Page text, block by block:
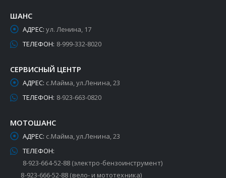
ШАНС
АДРЕС: ул. Ленина, 17
ТЕЛЕФОН: 8-999-332-8020
СЕРВИСНЫЙ ЦЕНТР
АДРЕС: с.Майма, ул.Ленина, 23
ТЕЛЕФОН: 8-923-663-0820
МОТОШАНС
АДРЕС: с.Майма, ул.Ленина, 23
ТЕЛЕФОН:
8-923-664-52-88 (электро-бензоинструмент)
8-923-666-52-88 (вело- и мототехника)